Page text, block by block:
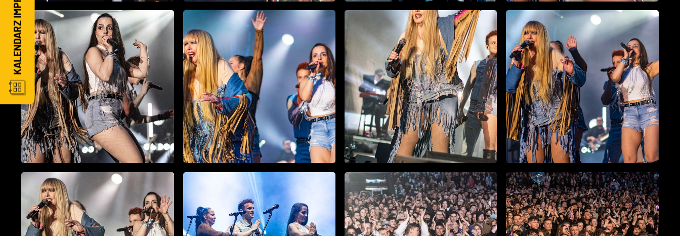
KALENDARZ IMPREZ